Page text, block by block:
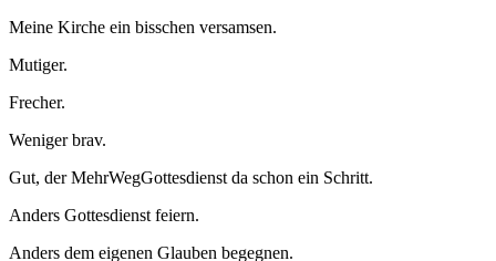
Meine Kirche ein bisschen versamsen.
Mutiger.
Frecher.
Weniger brav.
Gut, der MehrWegGottesdienst da schon ein Schritt.
Anders Gottesdienst feiern.
Anders dem eigenen Glauben begegnen.